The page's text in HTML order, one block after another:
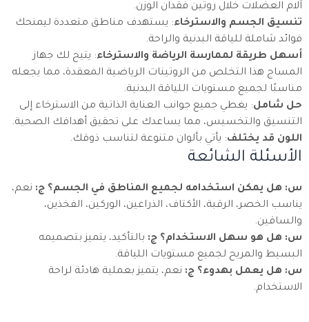
آلام العضلات خلال روتين فقدان الوزن.
تنسيق الجسم والاسترخاء: يستهدف مناطق متعددة ليمنحك
فوائد شاملة للياقة البدنية والراحة.
أسهل طريقة لممارسة الرياضة والاسترخاء: يتيح لك جهاز
المساج هذا التخلص من الروتينات الرياضية المعقدة، مما يجعله
مناسبًا لجميع مستويات اللياقة البدنية.
حل شامل: يغطي جميع جوانب العناية الذاتية من الاسترخاء إلى
التنسيق والتخسيس، مما يساعدك على تحقيق أهدافك الصحية.
اللون قد يختلف: يأتي بألوان متنوعة لتناسب ذوقك.
الأسئلة الشائعة
س: هل يمكن استخدامه لجميع المناطق في الجسم؟ ج: نعم،
يناسب الخصر، الرقبة، الأكتاف، الذراعين، الوركين، الفخذين،
والساقين.
س: هل هو سهل الاستخدام؟ ج: بالتأكيد، يتميز بتصميمه
البسيط والمريح لجميع مستويات اللياقة.
س: هل يعمل بهدوء؟ ج: نعم، يتميز بعملية هادئة لراحة
الاستخدام.